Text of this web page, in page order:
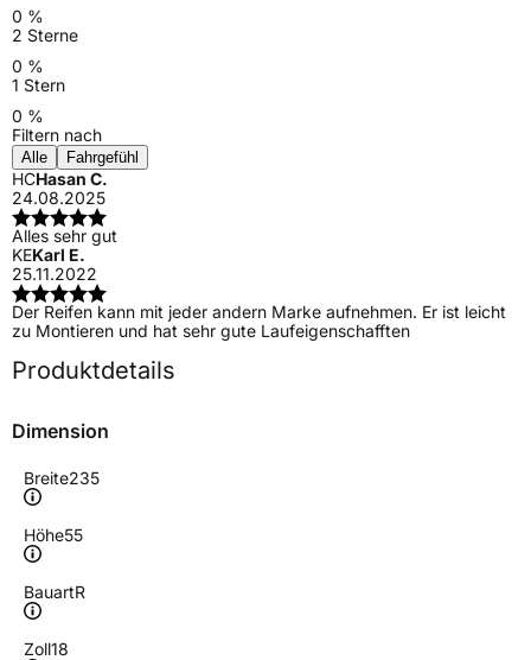
0 %
2 Sterne
0 %
1 Stern
0 %
Filtern nach
Alle Fahrgefühl
HCHasan C.
24.08.2025
Alles sehr gut
KEKarl E.
25.11.2022
Der Reifen kann mit jeder andern Marke aufnehmen. Er ist leicht
zu Montieren und hat sehr gute Laufeigenschafften
Produktdetails
Dimension
Breite235
Höhe55
BauartR
Zoll18